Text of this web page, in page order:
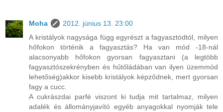
Moha
2012. június 13. 23:00
A kristályok nagysága függ egyrészt a fagyasztódtól, milyen
hőfokon történik a fagyasztás? Ha van mód -18-nál
alacsonyabb hőfokon gyorsan fagyasztani (a legtöbb
fagyasztószekrényben és hűtőládában van ilyen üzemmód
lehetőség)akkor kisebb kristályok képződnek, mert gyorsan
fagy a cucc.
A cukrászdai parfé viszont ki tudja mit tartalmaz, milyen
adalék és állományjavító egyéb anyagokkal nyomják tele